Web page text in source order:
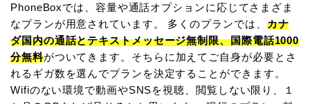
PhoneBoxでは、容量や通話オプションに応じてさまざま
なプランが用意されています。 多くのプランでは、 カナ
ダ国内の通話とテキストメッセージ無制限、国際電話1000
分無料がついてきます。そちらに加えてご自身が必要とさ
れるギガ数を選んでプランを決定することができます。
Wifiのない環境で動画やSNSを視聴、閲覧しない限り、１